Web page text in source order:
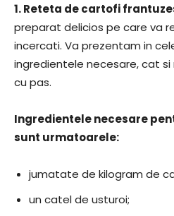
1.Reteta de cartofi
preparat delicios pe care va
incercati. Va prezentam in
ingredientele necesare, cat
cu pas.
Ingredientele necesare
sunt urmatoarele:
jumatate de kilogram de
un catel de usturoi;